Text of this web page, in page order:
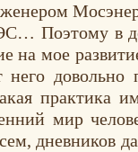
Поэтому в
на мое
него
практика
мир
дневников